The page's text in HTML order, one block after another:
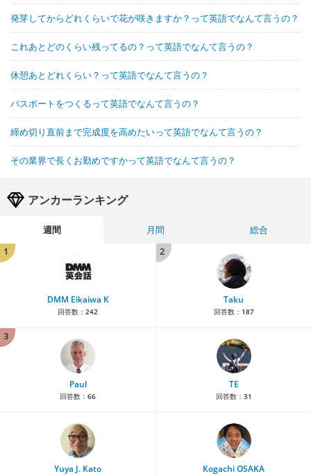
発芽してからどれくらいで花が咲きますか？って英語でなんて言うの？
これあとどのくらい残ってるの？って英語でなんて言うの？
休憩あとどれくらい？って英語でなんて言うの？
パスポートをつくるって英語でなんて言うの？
締め切り直前まで完成度を高めたいって英語でなんて言うの？
その業界で長くお勤めですかって英語でなんて言うの？
アンカーランキング
週間 月間
総合
1
DMM Eikaiwa K
回答数： 242
2
Taku
回答数： 187
3
Paul
回答数： 66
TE
回答数： 31
Yuya J. Kato Kogachi OSAKA